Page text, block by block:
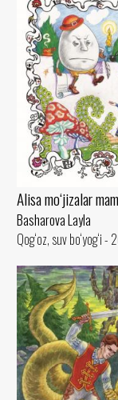
Alisa mo‘jizalar
Basharova Layla
Qog‘oz, suv bo‘yog‘i -